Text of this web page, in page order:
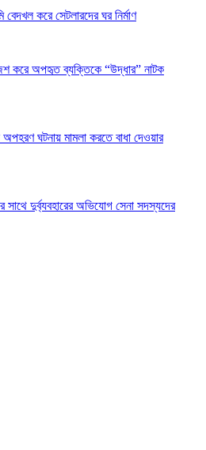
বেদখল করে সেটলারদের ঘর নির্মাণ
করে অপহৃত ব্যক্তিকে “উদ্ধার” নাটক
ঘটনায় মামলা করতে বাধা দেওয়ার
সাথে দুর্ব্যবহারের অভিযোগ সেনা সদস্যদের